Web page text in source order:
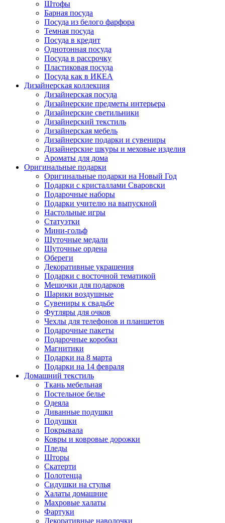
Штофы
Барная посуда
Посуда из белого фарфора
Темная посуда
Посуда в кредит
Однотонная посуда
Посуда в рассрочку
Пластиковая посуда
Посуда как в ИКЕА
Дизайнерская коллекция
Дизайнерская посуда
Дизайнерские предметы интерьера
Дизайнерские светильники
Дизайнерский текстиль
Дизайнерская мебель
Дизайнерские подарки и сувениры
Дизайнерские шкуры и меховые изделия
Ароматы для дома
Оригинальные подарки
Оригинальные подарки на Новый Год
Подарки с кристаллами Сваровски
Подарочные наборы
Подарки учителю на выпускной
Настольные игры
Статуэтки
Мини-гольф
Шуточные медали
Шуточные ордена
Обереги
Декоративные украшения
Подарки с восточной тематикой
Мешочки для подарков
Шарики воздушные
Сувениры к свадьбе
Футляры для очков
Чехлы для телефонов и планшетов
Подарочные пакеты
Подарочные коробки
Магнитики
Подарки на 8 марта
Подарки на 14 февраля
Домашний текстиль
Ткань мебельная
Постельное белье
Одеяла
Диванные подушки
Подушки
Покрывала
Ковры и ковровые дорожки
Пледы
Шторы
Скатерти
Полотенца
Сидушки на стулья
Халаты домашние
Махровые халаты
Фартуки
Декоративные наволочки